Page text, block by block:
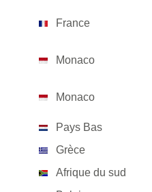
France
Monaco
Monaco
Pays Bas
Grèce
Afrique du sud